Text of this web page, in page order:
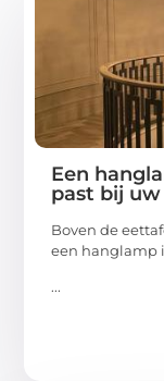
Een
past bij
Boven de
een hanglamp
...